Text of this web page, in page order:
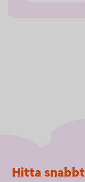
Sidfot
Hitta snabbt